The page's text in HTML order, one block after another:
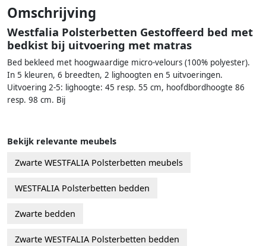
Omschrijving
Westfalia Polsterbetten Gestoffeerd bed met
bedkist bij uitvoering met matras
Bed bekleed met hoogwaardige micro-velours (100% polyester).
In 5 kleuren, 6 breedten, 2 lighoogten en 5 uitvoeringen.
Uitvoering 2-5: lighoogte: 45 resp. 55 cm, hoofdbordhoogte 86
resp. 98 cm. Bij
Bekijk relevante meubels
Zwarte WESTFALIA Polsterbetten meubels
WESTFALIA Polsterbetten bedden
Zwarte bedden
Zwarte WESTFALIA Polsterbetten bedden